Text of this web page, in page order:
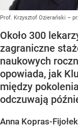
Prof. Krzysztof Ozierański –
Około 300
zagraniczne
naukowych
opowiada, jak
między
odczuwają
Anna Kopras-